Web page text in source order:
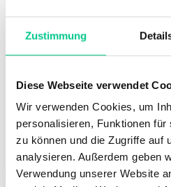
Zustimmung
Diese Webseite verwendet
Wir verwenden Cookies, um
personalisieren, Funktionen
zu können und die Zugriffe auf
analysieren. Außerdem geben
Verwendung unserer Website
Antonio Sivolella
Bauherrenvertreter